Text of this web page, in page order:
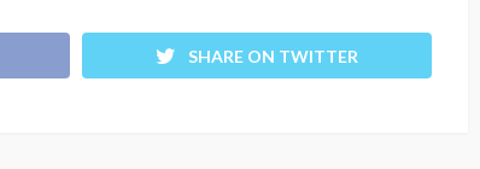
SHARE ON TWITTER